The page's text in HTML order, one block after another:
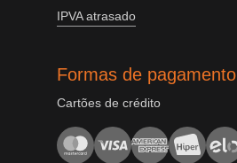
IPVA atrasado
Formas de pagamento
Cartões de crédito